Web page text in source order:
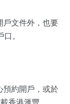
戶文件外，也要
。
預約開戶，或於